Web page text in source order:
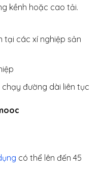
kềnh hoặc cao tải.
tại các xí nghiệp sản
đường dài liên tục
có thể lên đến 45